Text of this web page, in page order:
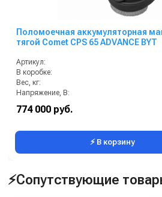
Поломоечная аккумуляторная
тягой Comet CPS 65 ADVANCE BYT
Артикул:
В коробке:
Вес, кг:
Напряжение, В:
774 000 руб.
⚡ В корзину
⚡Сопутствующие